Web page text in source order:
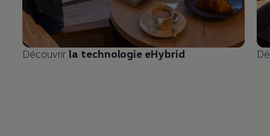
Découvrir la technologie eHybrid